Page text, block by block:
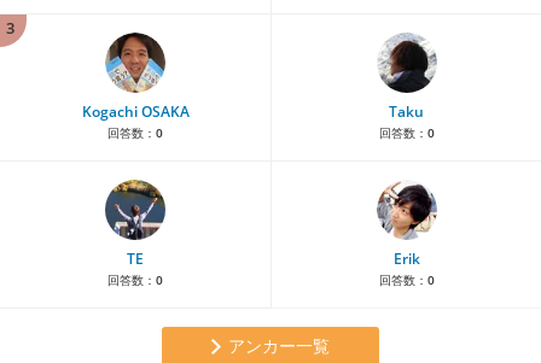
3
Kogachi OSAKA
回答数： 0
Taku
回答数： 0
TE
回答数： 0
Erik
回答数： 0
アンカー一覧